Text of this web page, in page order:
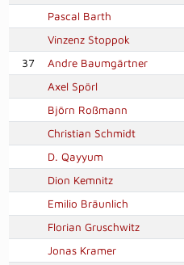
Pascal Barth
Vinzenz Stoppok
37
Andre Baumgärtner
Axel Spörl
Björn Roßmann
Christian Schmidt
D. Qayyum
Dion Kemnitz
Emilio Bräunlich
Florian Gruschwitz
Jonas Kramer